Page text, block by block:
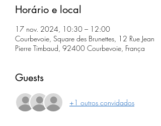
Horário e local
17 nov. 2024, 10:30 – 12:00
Courbevoie, Square des Brunettes, 12 Rue Jean
Pierre Timbaud, 92400 Courbevoie, França
Guests
+1 outros convidados